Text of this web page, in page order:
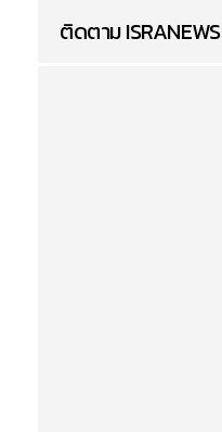
ติดตาม ISRANEWS